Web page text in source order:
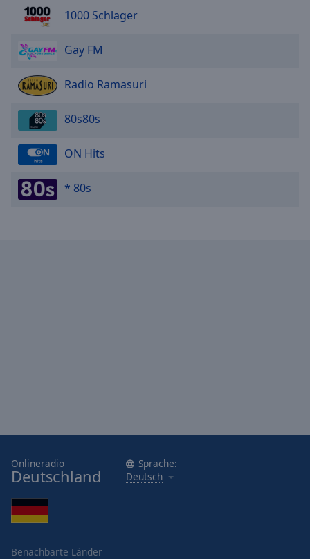
1000 Schlager
Gay FM
Radio Ramasuri
80s80s
ON Hits
* 80s
Onlineradio
Deutschland
Sprache:
Deutsch
Benachbarte Länder